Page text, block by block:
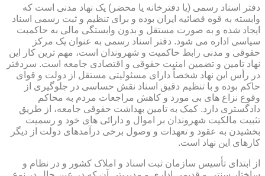
دفتر اسناد رسمی (یا دفترخانه یا محضر) یک نهاد مدنی است که
وابسته به قوه قضائیه ایران بوده و برای تنظیم و ثبت رسمی اسناد
ایجاد شده و به صورت مستقل و بدون وابستگی مالی به حاکمیت
سیاسی اداره می شود. دفتر اسناد رسمی به عنوان یک مرکز
حقوقی و مدنی رابط حاکمیت و شهروندان است، مهم ترین کار این
نهاد تامین و تضمین امنیت حقوقی و اقتصادی جامعه است. سردفتر
در رأس این نهاد شخصاً دارای مسئولیتی مستقل از دولت و قوای
حاکم بوده و با تنظیم دقیق اسناد نقش حساسی در جلوگیری از
وقوع نزاع های بی مورد و کاهش مراجعات مردم به محاکم
دادگستری دارد. کمک به تامین بهداشت حقوقی جامعه، از طریق
تثبیت مالکیت شهروندان بر اموال و دارائی های خود و رسمیت
بخشیدن به عقود و تعهدات و وصول برخی درآمدهای دولت از دیگر
کارهای این نهاد است.
از ابتدای تأسیس سازمان ثبت اسناد و املاک کشور و در نظام و